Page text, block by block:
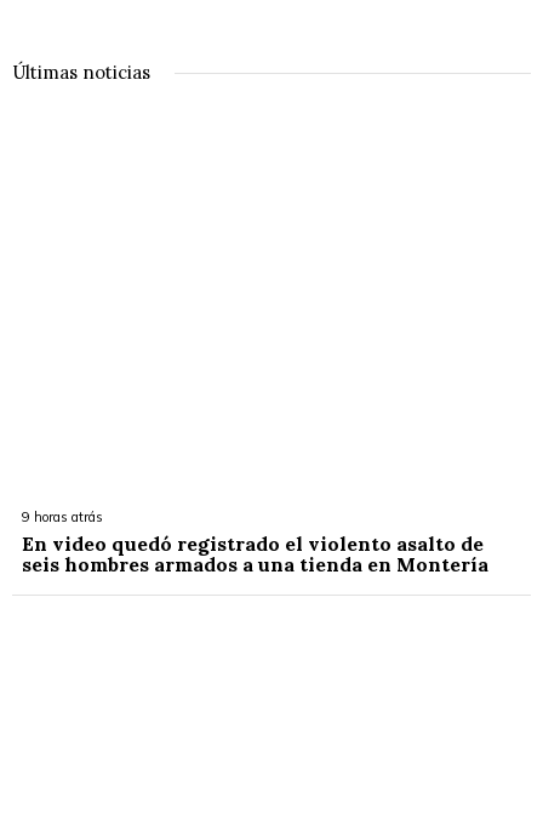
Últimas noticias
9 horas atrás
En video quedó registrado el violento asalto de
seis hombres armados a una tienda en Montería